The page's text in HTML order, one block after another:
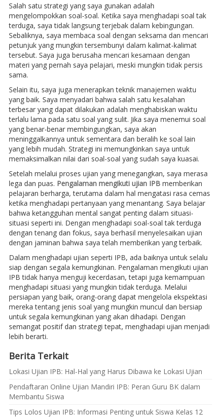
Salah satu strategi yang saya gunakan adalah
mengelompokkan soal-soal. Ketika saya menghadapi soal tak
terduga, saya tidak langsung terjebak dalam kebingungan.
Sebaliknya, saya membaca soal dengan seksama dan mencari
petunjuk yang mungkin tersembunyi dalam kalimat-kalimat
tersebut. Saya juga berusaha mencari kesamaan dengan
materi yang pernah saya pelajari, meski mungkin tidak persis
sama.
Selain itu, saya juga menerapkan teknik manajemen waktu
yang baik. Saya menyadari bahwa salah satu kesalahan
terbesar yang dapat dilakukan adalah menghabiskan waktu
terlalu lama pada satu soal yang sulit. Jika saya menemui soal
yang benar-benar membingungkan, saya akan
meninggalkannya untuk sementara dan beralih ke soal lain
yang lebih mudah. Strategi ini memungkinkan saya untuk
memaksimalkan nilai dari soal-soal yang sudah saya kuasai.
Setelah melalui proses ujian yang menegangkan, saya merasa
lega dan puas. Pengalaman mengikuti ujian IPBmemberikan
pelajaran berharga, terutama dalam hal mengatasi rasa cemas
ketika menghadapi pertanyaan yang menantang. Saya belajar
bahwa ketangguhan mental sangat penting dalam situasi-
situasi seperti ini. Dengan menghadapi soal-soal tak terduga
dengan tenang dan fokus, saya berhasil menyelesaikan ujian
dengan jaminan bahwa saya telah memberikan yang terbaik.
Dalam menghadapi ujian seperti IPB, ada baiknya untuk selalu
siap dengan segala kemungkinan. Pengalaman mengikuti ujian
IPB tidak hanya menguji kecerdasan, tetapi juga kemampuan
menghadapi situasi yang mungkin tidak terduga. Melalui
persiapan yang baik, orang-orang dapat mengelola ekspektasi
mereka tentang jenis soal yang mungkin muncul dan bersiap
untuk segala kemungkinan yang akan dihadapi. Dengan
semangat positif dan strategi tepat, menghadapi ujian menjadi
lebih berarti.
Berita Terkait
Lokasi Ujian IPB: Hal-Hal yang Harus Dibawa ke Lokasi Ujian
Pendaftaran Online Ujian Mandiri IPB: Peran Guru BK dalam
Membantu Siswa
Tips Lolos Ujian IPB: Informasi Penting untuk Siswa Kelas 12